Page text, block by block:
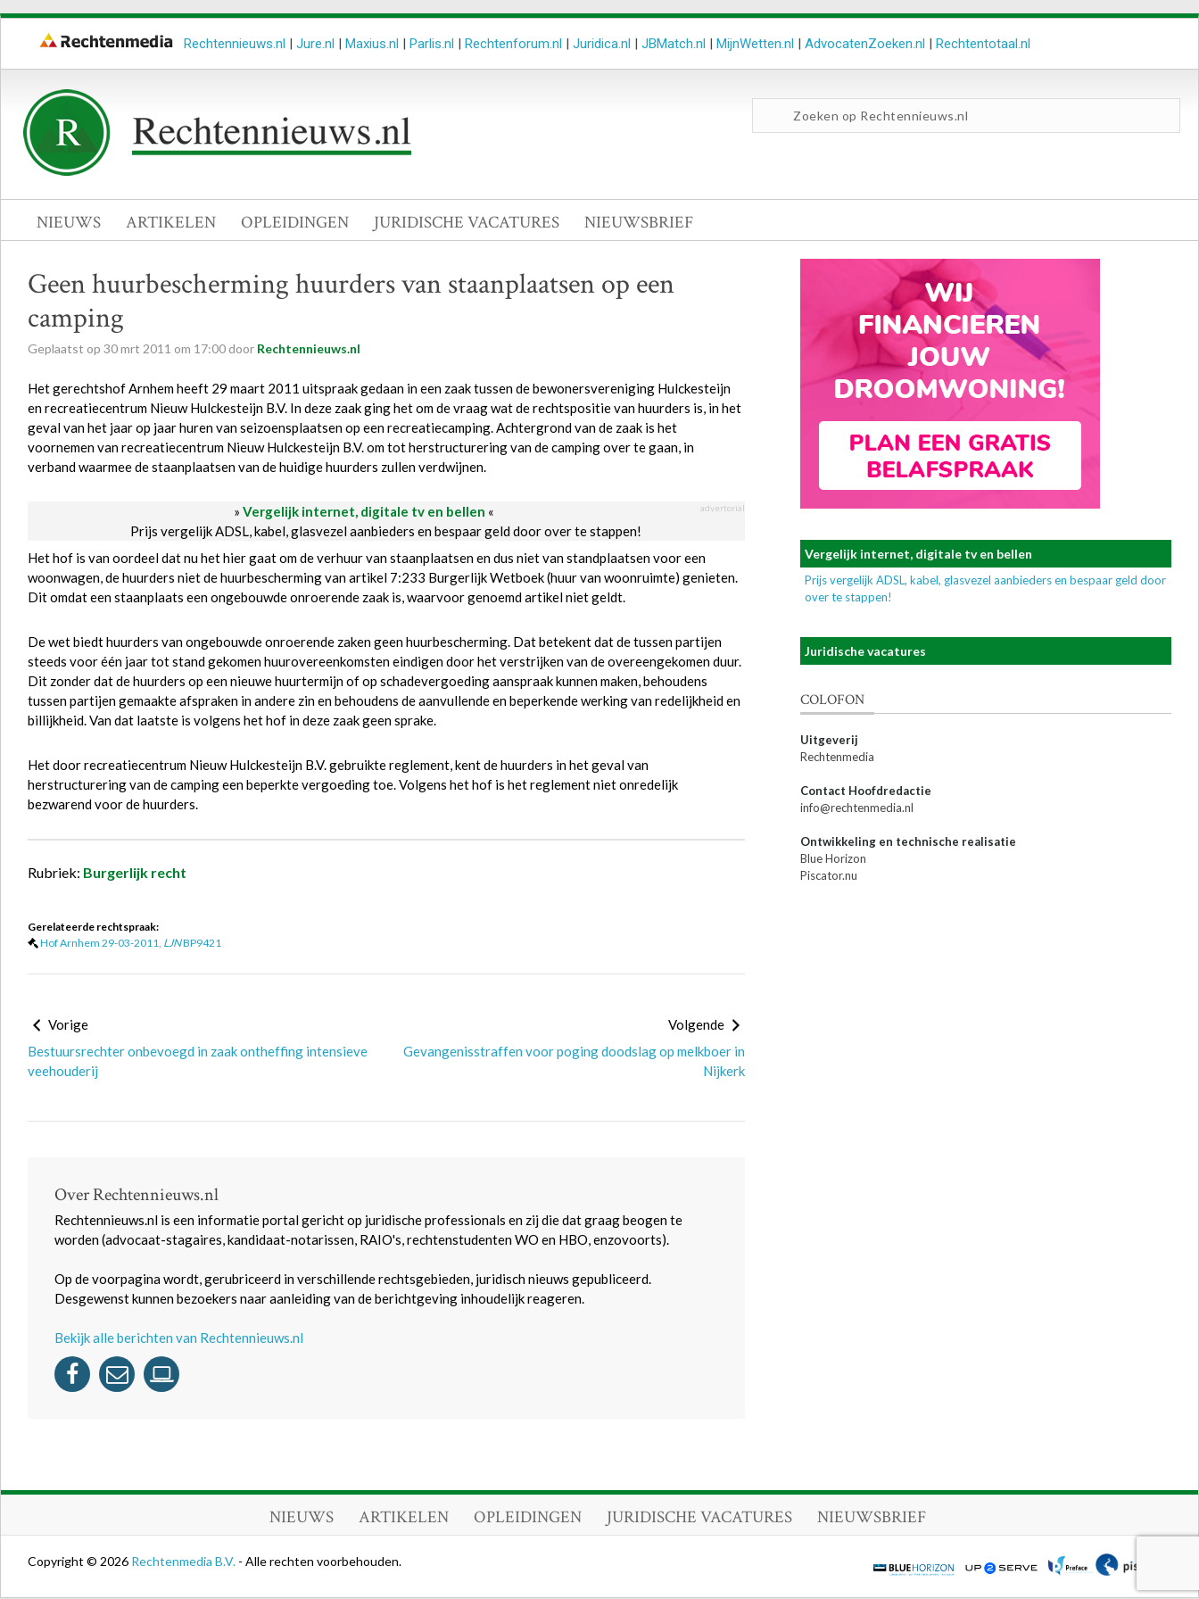
Rechtennieuws.nl | Jure.nl | Maxius.nl | Parlis.nl | Rechtenforum.nl | Juridica.nl | JBMatch.nl | MijnWetten.nl | AdvocatenZoeken.nl | Rechtentotaal.nl
NIEUWS ARTIKELEN OPLEIDINGEN JURIDISCHE VACATURES NIEUWSBRIEF
Geen huurbescherming huurders van staanplaatsen op een
camping
Geplaatst op 30mrt 2011 om 17:00 door Rechtennieuws.nl
Het gerechtshof Arnhem heeft 29 maart 2011 uitspraak gedaan in een zaak tussen de bewonersvereniging Hulckesteijn
en recreatiecentrum Nieuw Hulckesteijn B.V. In deze zaak ging het om de vraag wat de rechtspositie van huurders is, in het
geval van het jaar op jaar huren van seizoensplaatsen op een recreatiecamping. Achtergrond van de zaak is het
voornemen van recreatiecentrum Nieuw Hulckesteijn B.V. om tot herstructurering van de camping over te gaan, in
verband waarmee de staanplaatsen van de huidige huurders zullen verdwijnen.
» Vergelijk internet, digitale tv en bellen « advertorial
Prijs vergelijk ADSL, kabel, glasvezel aanbieders en bespaar geld door over te stappen!
Het hof is van oordeel dat nu het hier gaat om de verhuur van staanplaatsen en dus niet van standplaatsen voor een
woonwagen, de huurders niet de huurbescherming van artikel 7:233 Burgerlijk Wetboek (huur van woonruimte) genieten.
Dit omdat een staanplaats een ongebouwde onroerende zaak is, waarvoor genoemd artikel niet geldt.
De wet biedt huurders van ongebouwde onroerende zaken geen huurbescherming. Dat betekent dat de tussen partijen
steeds voor één jaar tot stand gekomen huurovereenkomsten eindigen door het verstrijken van de overeengekomen duur.
Dit zonder dat de huurders op een nieuwe huurtermijn of op schadevergoeding aanspraak kunnen maken, behoudens
tussen partijen gemaakte afspraken in andere zin en behoudens de aanvullende en beperkende werking van redelijkheid en
billijkheid. Van dat laatste is volgens het hof in deze zaak geen sprake.
Het door recreatiecentrum Nieuw Hulckesteijn B.V. gebruikte reglement, kent de huurders in het geval van
herstructurering van de camping een beperkte vergoeding toe. Volgens het hof is het reglement niet onredelijk
bezwarend voor de huurders.
Rubriek: Burgerlijk recht
Gerelateerde rechtspraak:
Hof Arnhem 29-03-2011, LJNBP9421
Vorige
Bestuursrechter onbevoegd in zaak ontheffing intensieve
veehouderij
Volgende
Gevangenisstraffen voor poging doodslag op melkboer in
Nijkerk
Over Rechtennieuws.nl
Rechtennieuws.nl is een informatie portal gericht op juridische professionals en zij die dat graag beogen te
worden (advocaat-stagaires, kandidaat-notarissen, RAIO's, rechtenstudenten WO en HBO, enzovoorts).
Op de voorpagina wordt, gerubriceerd in verschillende rechtsgebieden, juridisch nieuws gepubliceerd.
Desgewenst kunnen bezoekers naar aanleiding van de berichtgeving inhoudelijk reageren.
Bekijk alle berichten van Rechtennieuws.nl
Vergelijk internet, digitale tv en bellen
Prijs vergelijk ADSL, kabel, glasvezel aanbieders en bespaar geld door
over te stappen!
Juridische vacatures
COLOFON
Uitgeverij
Rechtenmedia
Contact Hoofdredactie
info@rechtenmedia.nl
Ontwikkeling en technische realisatie
Blue Horizon
Piscator.nu
NIEUWS ARTIKELEN OPLEIDINGEN JURIDISCHE VACATURES NIEUWSBRIEF
Copyright © 2026 Rechtenmedia B.V. - Alle rechten voorbehouden.